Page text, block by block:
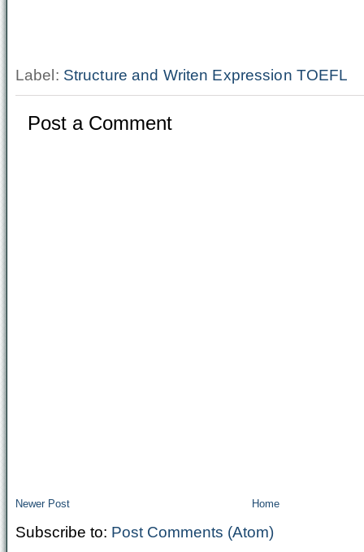
Label: Structure and Writen Expression TOEFL
Post a Comment
Newer Post Home
Subscribe to: Post Comments (Atom)